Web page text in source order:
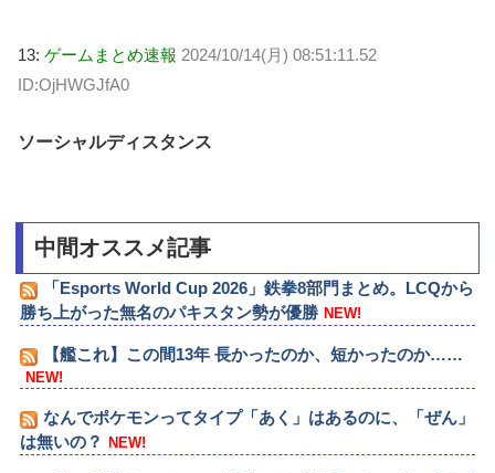
13: ゲームまとめ速報 2024/10/14(月) 08:51:11.52
ID:OjHWGJfA0
ソーシャルディスタンス
中間オススメ記事
「Esports World Cup 2026」鉄拳8部門まとめ。LCQから
勝ち上がった無名のパキスタン勢が優勝 NEW!
【艦これ】この間13年 長かったのか、短かったのか……
NEW!
なんでポケモンってタイプ「あく」はあるのに、「ぜん」
は無いの？
NEW!